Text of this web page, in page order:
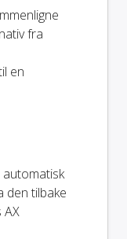
fra
en
automatisk
den tilbake